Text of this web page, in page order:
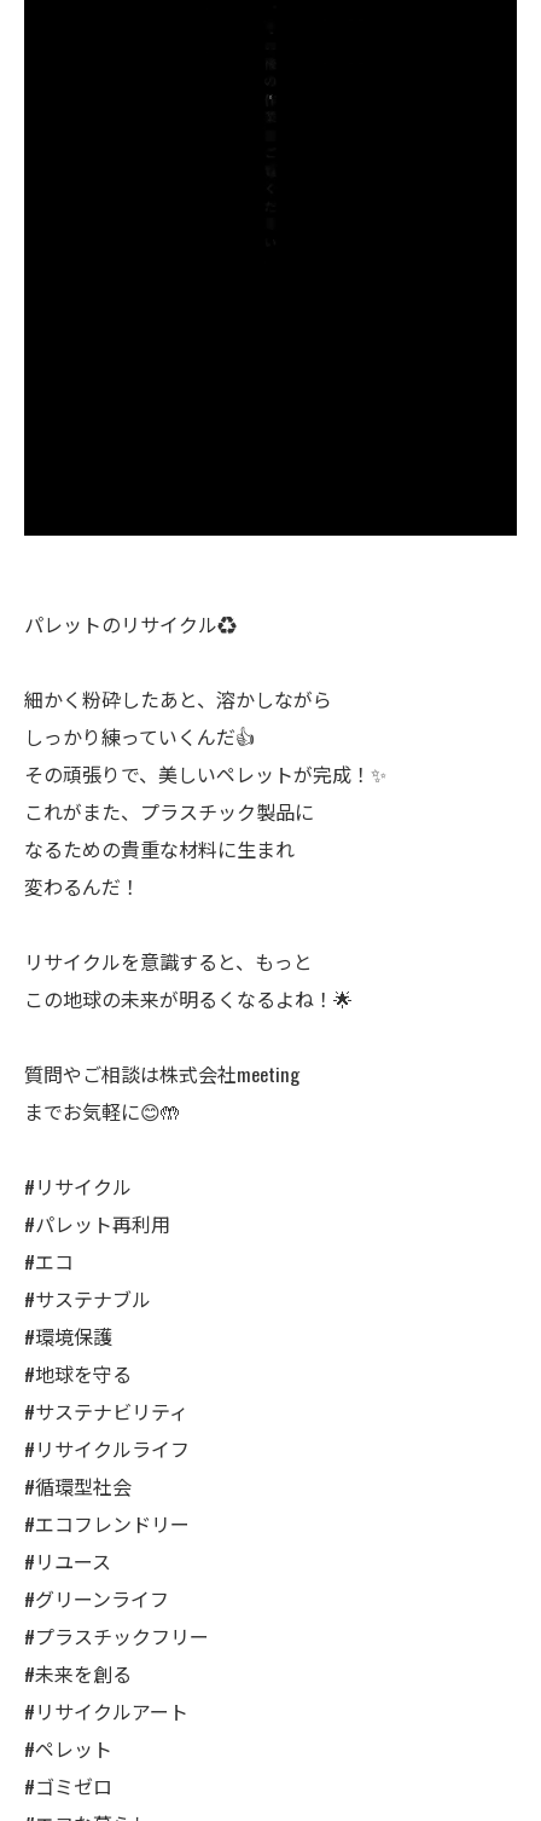
パレットのリサイクル♻️
細かく粉砕したあと、溶かしながら
しっかり練っていくんだ👍
その頑張りで、美しいペレットが完成！✨
これがまた、プラスチック製品に
なるための貴重な材料に生まれ
変わるんだ！
リサイクルを意識すると、もっと
この地球の未来が明るくなるよね！🌟
質問やご相談は株式会社meeting
までお気軽に😊🤲
#リサイクル
#パレット再利用
#エコ
#サステナブル
#環境保護
#地球を守る
#サステナビリティ
#リサイクルライフ
#循環型社会
#エコフレンドリー
#リユース
#グリーンライフ
#プラスチックフリー
#未来を創る
#リサイクルアート
#ペレット
#ゴミゼロ